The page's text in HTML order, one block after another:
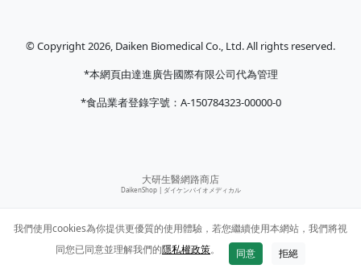
© Copyright 2026, Daiken Biomedical Co., Ltd. All rights reserved.
*本網頁由達進廣告國際有限公司代為管理
*食品業者登錄字號：A-150784323-00000-0
大研生醫網路商店
DaikenShop | ダイケンバイオメディカル
我們使用cookies為你提供更優質的使用體驗，若您繼續使用本網站，我們將視
同您已同意並理解我們的隱私權政策。 同意 拒絕